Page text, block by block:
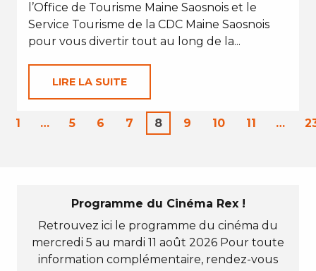
l’Office de Tourisme Maine Saosnois et le
Service Tourisme de la CDC Maine Saosnois
pour vous divertir tout au long de la...
LIRE LA SUITE
1 … 5 6 7 8 9 10 11 …
Programme du Cinéma Rex !
Retrouvez ici le programme du cinéma du
mercredi 5 au mardi 11 août 2026 Pour toute
information complémentaire, rendez-vous